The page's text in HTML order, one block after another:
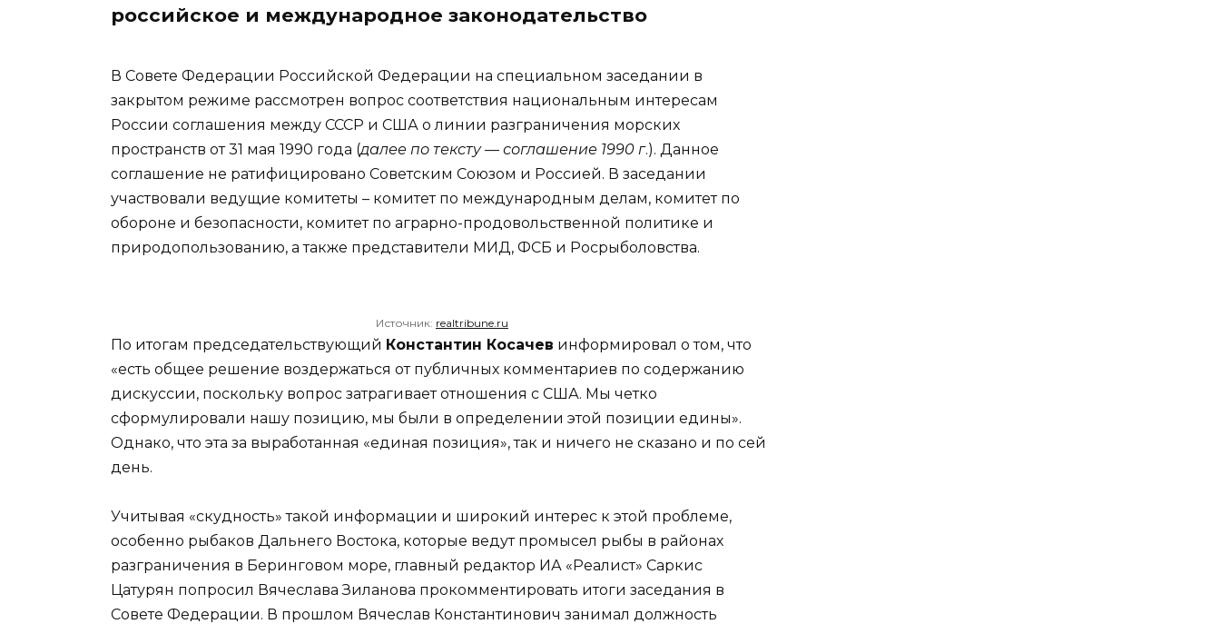
российское и международное законодательство
В Совете Федерации Российской Федерации на специальном заседании в
закрытом режиме рассмотрен вопрос соответствия национальным интересам
России соглашения между СССР и США о линии разграничения морских
пространств от 31 мая 1990 года (далее по тексту — соглашение 1990 г.). Данное
соглашение не ратифицировано Советским Союзом и Россией. В заседании
участвовали ведущие комитеты – комитет по международным делам, комитет по
обороне и безопасности, комитет по аграрно-продовольственной политике и
природопользованию, а также представители МИД, ФСБ и Росрыболовства.
Источник: realtribune.ru
По итогам председательствующий Константин Косачев информировал о том, что
«есть общее решение воздержаться от публичных комментариев по содержанию
дискуссии, поскольку вопрос затрагивает отношения с США. Мы четко
сформулировали нашу позицию, мы были в определении этой позиции едины».
Однако, что эта за выработанная «единая позиция», так и ничего не сказано и по сей
день.
Учитывая «скудность» такой информации и широкий интерес к этой проблеме,
особенно рыбаков Дальнего Востока, которые ведут промысел рыбы в районах
разграничения в Беринговом море, главный редактор ИА «Реалист» Саркис
Цатурян попросил Вячеслава Зиланова прокомментировать итоги заседания в
Совете Федерации. В прошлом Вячеслав Константинович занимал должность